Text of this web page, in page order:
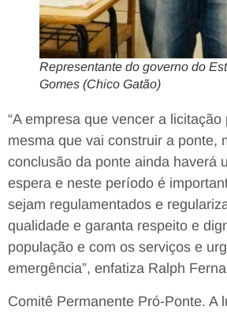
Representante do governo do
Gomes (Chico Gatão)
“A empresa que vencer a
mesma que vai construir a ponte,
conclusão da ponte ainda haverá
espera e neste período é
sejam regulamentados e
qualidade e garanta respeito e
população e com os serviços e
emergência”, enfatiza Ralph
Comitê Permanente Pró-Ponte. A